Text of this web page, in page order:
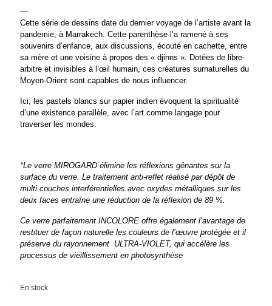
—
Cette série de dessins date du dernier voyage de l’artiste avant la
pandemie, à Marrakech. Cette parenthèse l’a ramené à ses
souvenirs d’enfance, aux discussions, écouté en cachette, entre
sa mère et une voisine à propos des « djinns ». Dotées de libre-
arbitre et invisibles à l’œil humain, ces créatures surnaturelles du
Moyen-Orient sont capables de nous influencer.
Ici, les pastels blancs sur papier indien évoquent la spiritualité
d’une existence parallèle, avec l’art comme langage pour
traverser les mondes.
*Le verre MIROGARD élimine les réflexions gênantes sur la
surface du verre. Le traitement anti-reflet réalisé par dépôt de
multi couches interférentielles avec oxydes métalliques sur les
deux faces entraîne une réduction de la réflexion de 89 %.
Ce verre parfaitement INCOLORE offre également l’avantage de
restituer de façon naturelle les couleurs de l’œuvre protégée et il
préserve du rayonnement ULTRA-VIOLET, qui accélère les
processus de vieillissement en photosynthèse
En stock